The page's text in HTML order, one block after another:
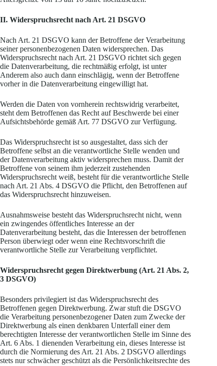
II. Widerspruchsrecht nach Art. 21 DSGVO
Nach Art. 21 DSGVO kann der Betroffene der Verarbeitung
seiner personenbezogenen Daten widersprechen. Das
Widerspruchsrecht nach Art. 21 DSGVO richtet sich gegen
die Datenverarbeitung, die rechtmäßig erfolgt, ist unter
Anderem also auch dann einschlägig, wenn der Betroffene
vorher in die Datenverarbeitung eingewilligt hat.
Werden die Daten von vornherein rechtswidrig verarbeitet,
steht dem Betroffenen das Recht auf Beschwerde bei einer
Aufsichtsbehörde gemäß Art. 77 DSGVO zur Verfügung.
Das Widerspruchsrecht ist so ausgestaltet, dass sich der
Betroffene selbst an die verantwortliche Stelle wenden und
der Datenverarbeitung aktiv widersprechen muss. Damit der
Betroffene von seinem ihm jederzeit zustehenden
Widerspruchsrecht weiß, besteht für die verantwortliche Stelle
nach Art. 21 Abs. 4 DSGVO die Pflicht, den Betroffenen auf
das Widerspruchsrecht hinzuweisen.
Ausnahmsweise besteht das Widerspruchsrecht nicht, wenn
ein zwingendes öffentliches Interesse an der
Datenverarbeitung besteht, das die Interessen der betroffenen
Person überwiegt oder wenn eine Rechtsvorschrift die
verantwortliche Stelle zur Verarbeitung verpflichtet.
Widerspruchsrecht gegen Direktwerbung (Art. 21 Abs. 2,
3 DSGVO)
Besonders privilegiert ist das Widerspruchsrecht des
Betroffenen gegen Direktwerbung. Zwar stuft die DSGVO
die Verarbeitung personenbezogener Daten zum Zwecke der
Direktwerbung als einen denkbaren Unterfall einer dem
berechtigten Interesse der verantwortlichen Stelle im Sinne des
Art. 6 Abs. 1 dienenden Verarbeitung ein, dieses Interesse ist
durch die Normierung des Art. 21 Abs. 2 DSGVO allerdings
stets nur schwächer geschützt als die Persönlichkeitsrechte des